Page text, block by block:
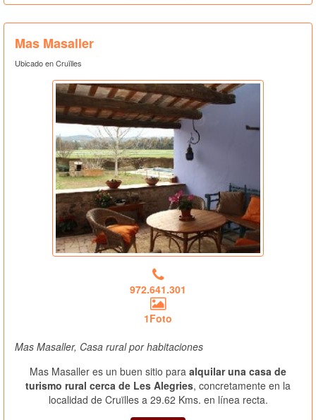
Mas Masaller
Ubicado en Cruïlles
972.641.301
1Foto
Mas Masaller, Casa rural por habitaciones
Mas Masaller es un buen sitio para alquilar una casa de
turismo rural cerca de Les Alegries, concretamente en la
localidad de Cruïlles a 29.62 Kms. en línea recta.